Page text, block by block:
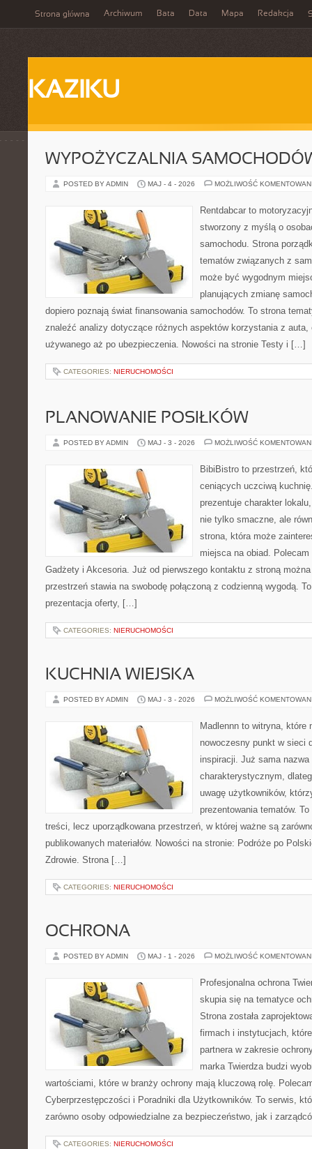
Strona główna Archiwum Bata Data Mapa Redakcja
KAZIKU
WYPOŻYCZALNIA
POSTED BY ADMIN MAJ - 4 - 2026 MOŻLIWOŚĆ
Rentdabcar to
stworzony z myślą o
samochodu. Strona
tematów związanych z
może być wygodnym
planujących zmianę
dopiero poznają świat finansowania samochodów. To strona
znaleźć analizy dotyczące różnych aspektów korzystania z auta,
używanego aż po ubezpieczenia. Nowości na stronie Testy i […]
CATEGORIES: NIERUCHOMOŚCI
PLANOWANIE POSIŁKÓW
POSTED BY ADMIN MAJ - 3 - 2026 MOŻLIWOŚĆ
BibiBistro to przestrzeń,
ceniących uczciwą
prezentuje charakter
nie tylko smaczne, ale
strona, która może
miejsca na obiad.
Gadżety i Akcesoria. Już od pierwszego kontaktu z stroną
przestrzeń stawia na swobodę połączoną z codzienną wygodą.
prezentacja oferty, […]
CATEGORIES: NIERUCHOMOŚCI
KUCHNIA WIEJSKA
POSTED BY ADMIN MAJ - 3 - 2026 MOŻLIWOŚĆ
Madlennn to witryna, które
nowoczesny punkt w sieci
inspiracji. Już sama
charakterystycznym,
uwagę użytkowników,
prezentowania tematów.
treści, lecz uporządkowana przestrzeń, w której ważne są
publikowanych materiałów. Nowości na stronie: Podróże po
Zdrowie. Strona […]
CATEGORIES: NIERUCHOMOŚCI
OCHRONA
POSTED BY ADMIN MAJ - 1 - 2026 MOŻLIWOŚĆ
Profesjonalna ochrona
skupia się na tematyce
Strona została
firmach i instytucjach,
partnera w zakresie
marka Twierdza budzi
wartościami, które w branży ochrony mają kluczową rolę.
Cyberprzestępczości i Poradniki dla Użytkowników. To serwis,
zarówno osoby odpowiedzialne za bezpieczeństwo, jak i
CATEGORIES: NIERUCHOMOŚCI